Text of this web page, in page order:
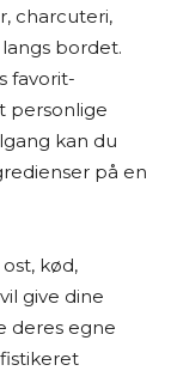
og
både fra
På den
ved
alle
charcuteri,
bordet.
favorit-
personlige
kan du
på en
kød,
give dine
deres egne